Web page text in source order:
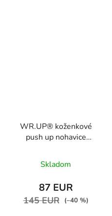
WR.UP® koženkové
push up nohavice
RE(MOVE),
WRUP1HC006PREC, N
Skladom
87 EUR
145 EUR (–40 %)